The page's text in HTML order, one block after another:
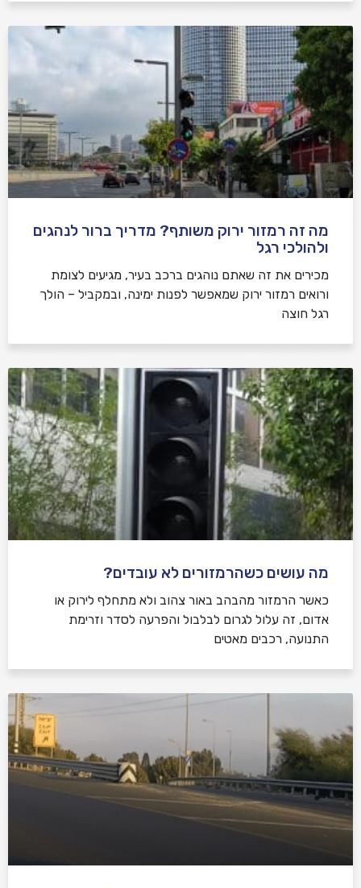
מה זה רמזור ירוק משותף? מדריך ברור לנהגים
ולהולכי רגל
מכירים את זה שאתם נוהגים ברכב בעיר, מגיעים לצומת
ורואים רמזור ירוק שמאפשר לפנות ימינה, ובמקביל – הולך
רגל חוצה
מה עושים כשהרמזורים לא עובדים?
כאשר הרמזור מהבהב באור צהוב ולא מתחלף לירוק או
אדום, זה עלול לגרום לבלבול והפרעה לסדר וזרימת
התנועה, רכבים מאטים